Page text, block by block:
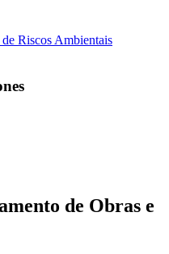
Riscos Ambientais
de Obras e